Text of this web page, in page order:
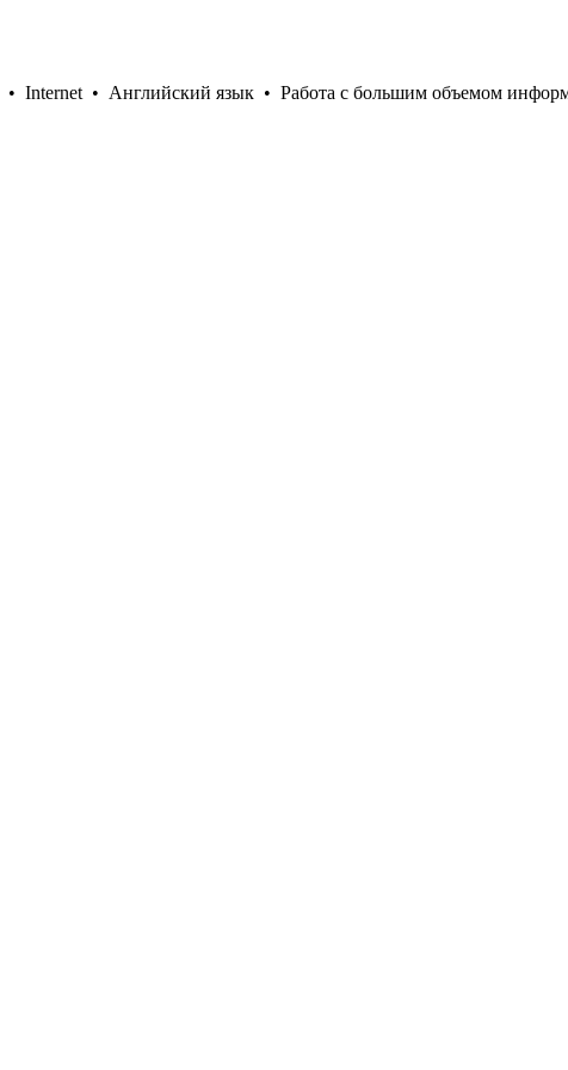
• Internet • Английский язык • Работа с большим объемом